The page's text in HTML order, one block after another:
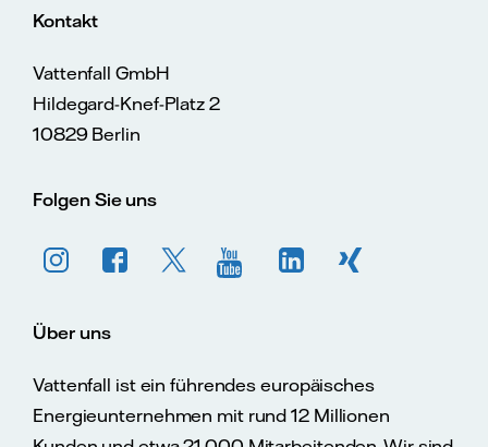
Kontakt
Vattenfall GmbH
Hildegard-Knef-Platz 2
10829 Berlin
Folgen Sie uns
Über uns
Vattenfall ist ein führendes europäisches
Energieunternehmen mit rund 12 Millionen